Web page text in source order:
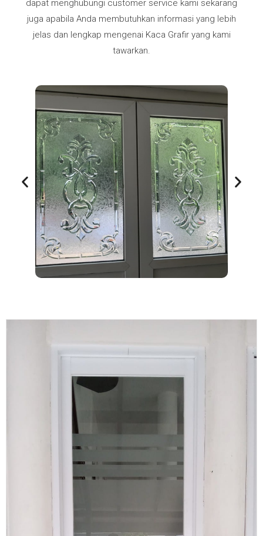
dapat menghubungi customer service kami sekarang
juga apabila Anda membutuhkan informasi yang lebih
jelas dan lengkap mengenai Kaca Grafir yang kami
tawarkan.